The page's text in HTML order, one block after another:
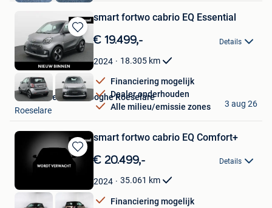
Bewaren
in
Mijn
Favorieten
smart fortwo cabrio EQ Essential
€ 19.499,- Details
2024 18.305 km
Financiering mogelijk
Dealer onderhouden
Alle milieu/emissie zones
Van Mossel Vereenooghe Roeselare
Roeselare
3 aug 26
Bewaren
in
Favorieten
smart fortwo cabrio EQ Comfort+
€ 20.499,- Details
2024 35.061 km
Financiering mogelijk